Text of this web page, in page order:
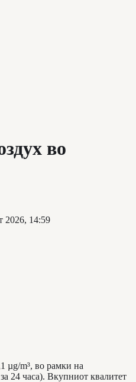
во
2026, 14:59
µg/m³, во рамки на
24 часа). Вкупниот квалитет